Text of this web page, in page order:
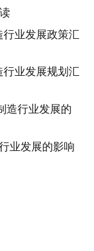
业发展政策汇
业发展规划汇
造行业发展的
业发展的影响